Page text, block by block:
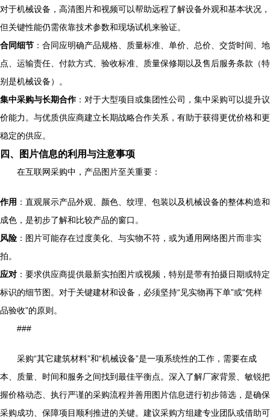
对于机械设备，高清图片和视频可以帮助远程了解设备外观和基本状况，
但关键性能仍需依靠技术参数和现场试机来验证。
合同细节 ：合同应明确产品规格、质量标准、单价、总价、交货时间、地
点、运输责任、付款方式、验收标准、质量保修期以及售后服务条款（特
别是机械设备）。
集中采购与长期合作：对于大型项目或集团性公司，集中采购可以提升议
价能力。与优质供应商建立长期战略合作关系，有助于获得更优价格和更
稳定的供应。
四、图片信息的利用与注意事项
在互联网采购中，产品图片至关重要：
作用 ：直观展示产品外观、颜色、纹理、包装以及机械设备的整体构造和
成色，是初步了解和比较产品的窗口。
风险 ：图片可能存在过度美化、与实物不符，或为通用网络图片而非实
拍。
应对 ：要求供应商提供最新实拍图片或视频，特别是带有拍摄日期或特定
标识的细节图。对于关键建材和设备，必须坚持“见实物再下单”或“凭样
品验收”的原则。
###
采购“其它建筑材料”和“机械设备”是一项系统性的工作，需要在成
本、质量、时间和服务之间找到最佳平衡点。深入了解厂家背景、敏锐把
握价格动态、执行严谨的采购流程并善用图片信息进行初步筛选，是确保
采购成功、保障项目顺利推进的关键。建议采购方组建专业团队或借助可